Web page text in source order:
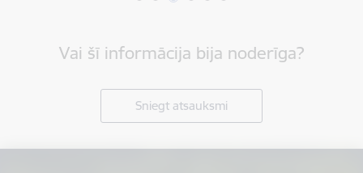
Vai šī informācija bija noderīga?
Sniegt atsauksmi